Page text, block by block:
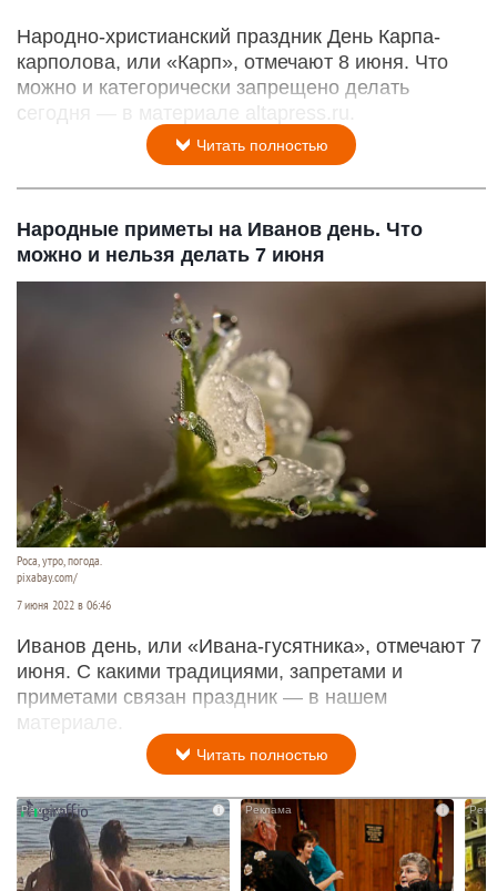
Народно-христианский праздник День Карпа-
карполова, или «Карп», отмечают 8 июня. Что
можно и категорически запрещено делать
сегодня — в материале altapress.ru.
Читать полностью
Народные приметы на Иванов день. Что
можно и нельзя делать 7 июня
Роса, утро, погода.
pixabay.com/
7 июня 2022 в 06:46
Иванов день, или «Ивана-гусятника», отмечают 7
июня. С какими традициями, запретами и
приметами связан праздник — в нашем
материале.
Читать полностью
i